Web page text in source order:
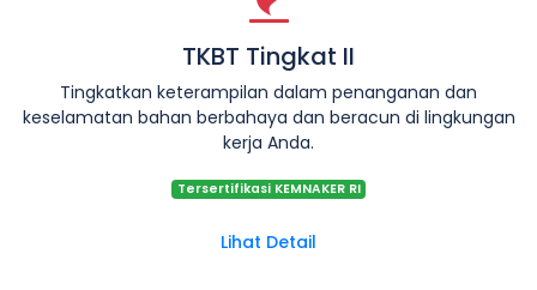
TKBT Tingkat II
Tingkatkan keterampilan dalam penanganan dan
keselamatan bahan berbahaya dan beracun di lingkungan
kerja Anda.
Tersertifikasi KEMNAKER RI
Lihat Detail